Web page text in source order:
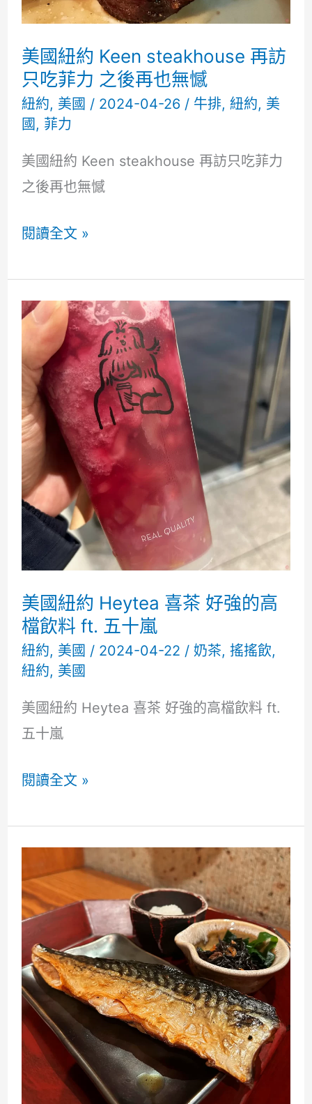
訪
吃
別
的
有
菜
單
美國紐約 Keen steakhouse 再訪
只吃菲力 之後再也無憾
紐約, 美國 / 2024-04-26 / 牛排, 紐約, 美
國 , 菲力
美國紐約 Keen steakhouse 再訪只吃菲力
之後再也無憾
美
紐
約
Keen
steakhouse
再
訪
只
吃
菲
力
之
後
再
也
無
憾
閱讀全文 »
美國紐約 Heytea 喜茶 好強的高
檔飲料 ft. 五十嵐
紐約, 美國 / 2024-04-22 / 奶茶, 搖搖飲,
紐約, 美國
美國紐約 Heytea 喜茶 好強的高檔飲料 ft.
五十嵐
美
紐
Heytea
喜
茶
好
強
的
高
檔
飲
閱讀全文 »